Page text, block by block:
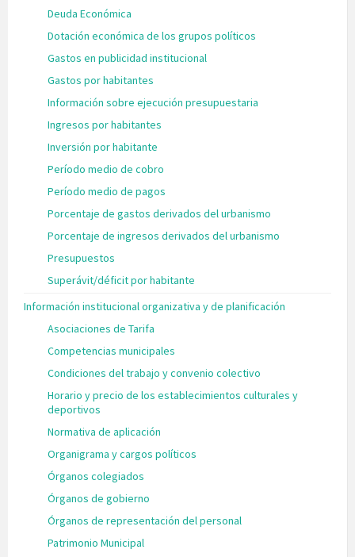
Deuda Económica
Dotación económica de los grupos políticos
Gastos en publicidad institucional
Gastos por habitantes
Información sobre ejecución presupuestaria
Ingresos por habitantes
Inversión por habitante
Período medio de cobro
Período medio de pagos
Porcentaje de gastos derivados del urbanismo
Porcentaje de ingresos derivados del urbanismo
Presupuestos
Superávit/déficit por habitante
Información institucional organizativa y de planificación
Asociaciones de Tarifa
Competencias municipales
Condiciones del trabajo y convenio colectivo
Horario y precio de los establecimientos culturales y
deportivos
Normativa de aplicación
Organigrama y cargos políticos
Órganos colegiados
Órganos de gobierno
Órganos de representación del personal
Patrimonio Municipal